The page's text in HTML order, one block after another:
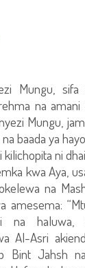
Mungu,
na
Mungu,
baada ya
kilichopita ni
kwa Aya,
na
amesema:
na haluwa,
Al-Asri
Bint Jahsh